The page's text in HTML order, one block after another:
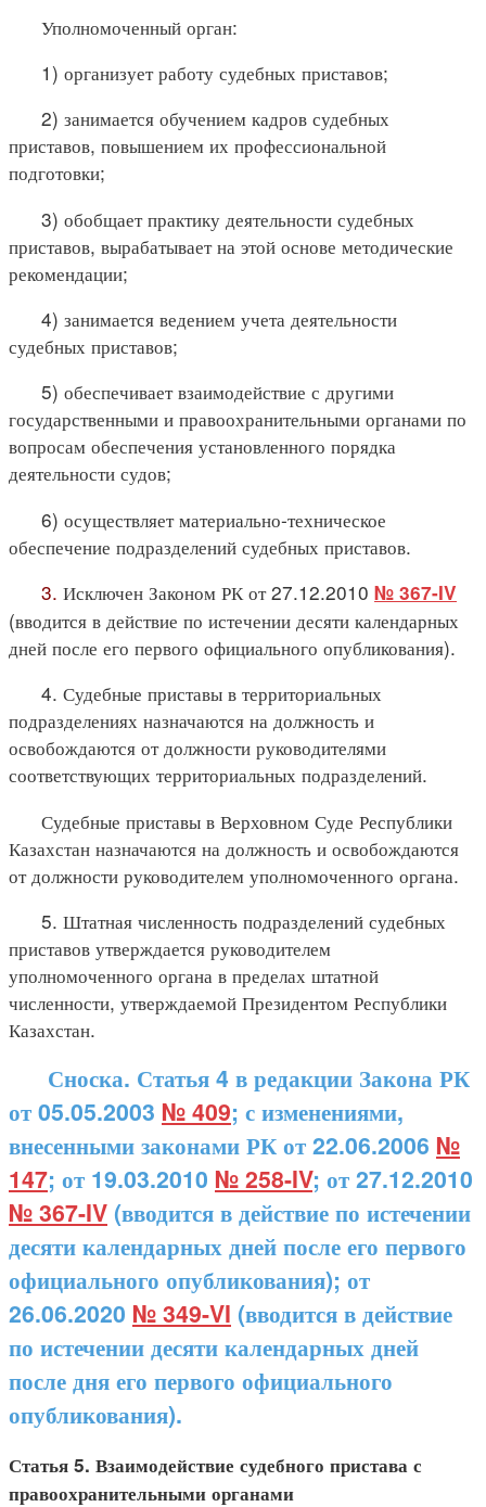
Уполномоченный орган:
1) организует работу судебных приставов;
2) занимается обучением кадров судебных
приставов, повышением их профессиональной
подготовки;
3) обобщает практику деятельности судебных
приставов, вырабатывает на этой основе методические
рекомендации;
4) занимается ведением учета деятельности
судебных приставов;
5) обеспечивает взаимодействие с другими
государственными и правоохранительными органами по
вопросам обеспечения установленного порядка
деятельности судов;
6) осуществляет материально-техническое
обеспечение подразделений судебных приставов.
3. Исключен Законом РК от 27.12.2010 № 367-IV
(вводится в действие по истечении десяти календарных
дней после его первого официального опубликования).
4. Судебные приставы в территориальных
подразделениях назначаются на должность и
освобождаются от должности руководителями
соответствующих территориальных подразделений.
Судебные приставы в Верховном Суде Республики
Казахстан назначаются на должность и освобождаются
от должности руководителем уполномоченного органа.
5. Штатная численность подразделений судебных
приставов утверждается руководителем
уполномоченного органа в пределах штатной
численности, утверждаемой Президентом Республики
Казахстан.
Сноска. Статья 4 в редакции Закона РК
от 05.05.2003 № 409; с изменениями,
внесенными законами РК от 22.06.2006 №
147; от 19.03.2010 № 258-IV; от 27.12.2010
№ 367-IV (вводится в действие по истечении
десяти календарных дней после его первого
официального опубликования); от
26.06.2020 № 349-VI (вводится в действие
по истечении десяти календарных дней
после дня его первого официального
опубликования).
Статья 5. Взаимодействие судебного пристава с
правоохранительными органами